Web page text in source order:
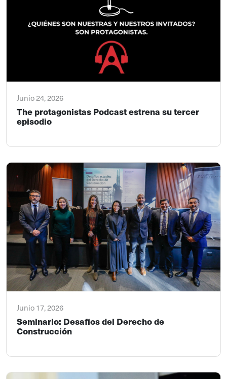
Junio 24, 2026
The protagonistas Podcast estrena su tercer
episodio
Junio 17, 2026
Seminario: Desafíos del Derecho de
Construcción